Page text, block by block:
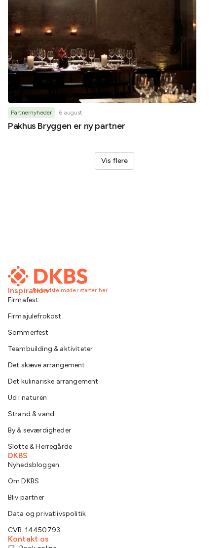
Partnernyheder 6 august
Pakhus Bryggen er ny partner
Vis flere
De bedste møder starter her
Inspiration
Firmafest
Firmajulefrokost
Sommerfest
Teambuilding & aktiviteter
Det skæve arrangement
Det kulinariske arrangement
Ud i naturen
Strand & vand
By & seværdigheder
Slotte & Herregårde
DKBS
Nyhedsbloggen
Om DKBS
Bliv partner
Data og privatlivspolitik
CVR: 14450793
Kontakt os